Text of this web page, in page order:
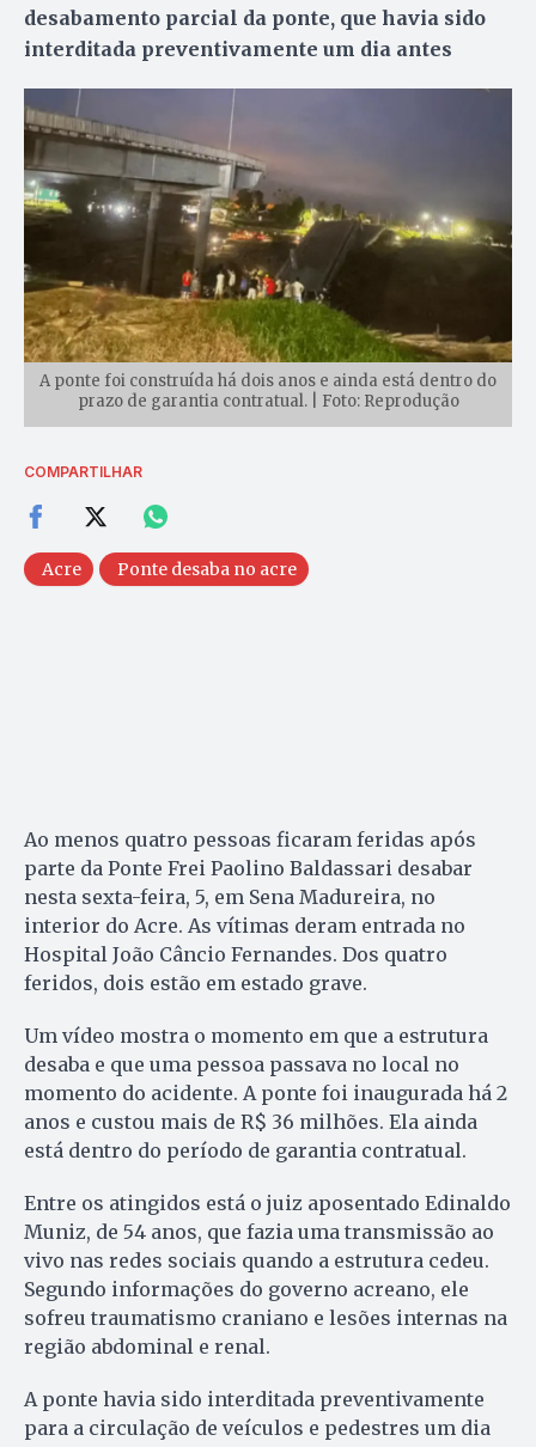
desabamento parcial da ponte, que havia sido
interditada preventivamente um dia antes
A ponte foi construída há dois anos e ainda está dentro do
prazo de garantia contratual. | Foto: Reprodução
COMPARTILHAR
Acre Ponte desaba no acre
Ao menos quatro pessoas ficaram feridas após
parte da Ponte Frei Paolino Baldassari desabar
nesta sexta-feira, 5, em Sena Madureira, no
interior do Acre. As vítimas deram entrada no
Hospital João Câncio Fernandes. Dos quatro
feridos, dois estão em estado grave.
Um vídeo mostra o momento em que a estrutura
desaba e que uma pessoa passava no local no
momento do acidente. A ponte foi inaugurada há 2
anos e custou mais de R$ 36 milhões. Ela ainda
está dentro do período de garantia contratual.
Entre os atingidos está o juiz aposentado Edinaldo
Muniz, de 54 anos, que fazia uma transmissão ao
vivo nas redes sociais quando a estrutura cedeu.
Segundo informações do governo acreano, ele
sofreu traumatismo craniano e lesões internas na
região abdominal e renal.
A ponte havia sido interditada preventivamente
para a circulação de veículos e pedestres um dia